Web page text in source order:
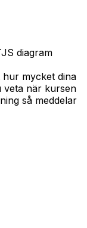
diagram
mycket dina
veta när kursen
så meddelar